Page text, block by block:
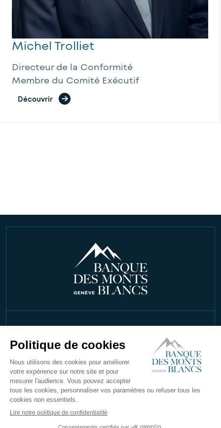
Michel Trolliet
Directeur de la Conformité
Membre du Comité Exécutif
Découvrir
©2026 Copyright Banque Des Monts Blancs
SA. Tous droits réservés
Mentions Légales
Conditions générales